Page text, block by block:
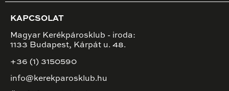
KAPCSOLAT
Magyar Kerékpárosklub - iroda:
1133 Budapest, Kárpát u. 48.
+36 (1) 3150590
info@kerekparosklub.hu